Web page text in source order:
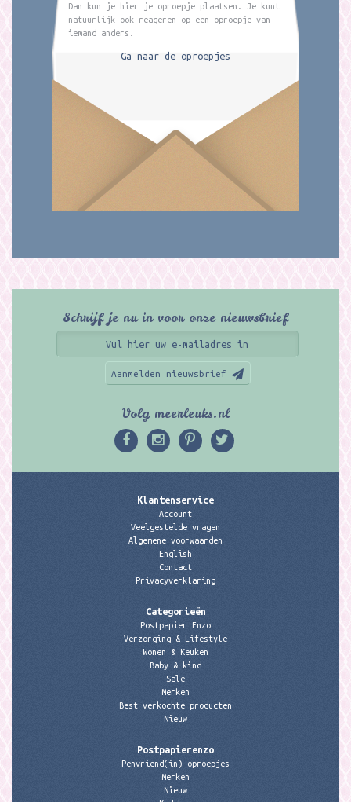
Dan kun je hier je oproepje plaatsen. Je kunt
natuurlijk ook reageren op een oproepje van
iemand anders.
Ga naar de oproepjes
Schrijf je nu in voor onze nieuwsbrief
Aanmelden nieuwsbrief
Volg meerleuks.nl
Klantenservice
Account
Veelgestelde vragen
Algemene voorwaarden
English
Contact
Privacyverklaring
Categorieën
Postpapier Enzo
Verzorging & Lifestyle
Wonen & Keuken
Baby & kind
Sale
Merken
Best verkochte producten
Nieuw
Postpapierenzo
Penvriend(in) oproepjes
Merken
Nieuw